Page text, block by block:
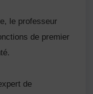
le professeur
de premier
de